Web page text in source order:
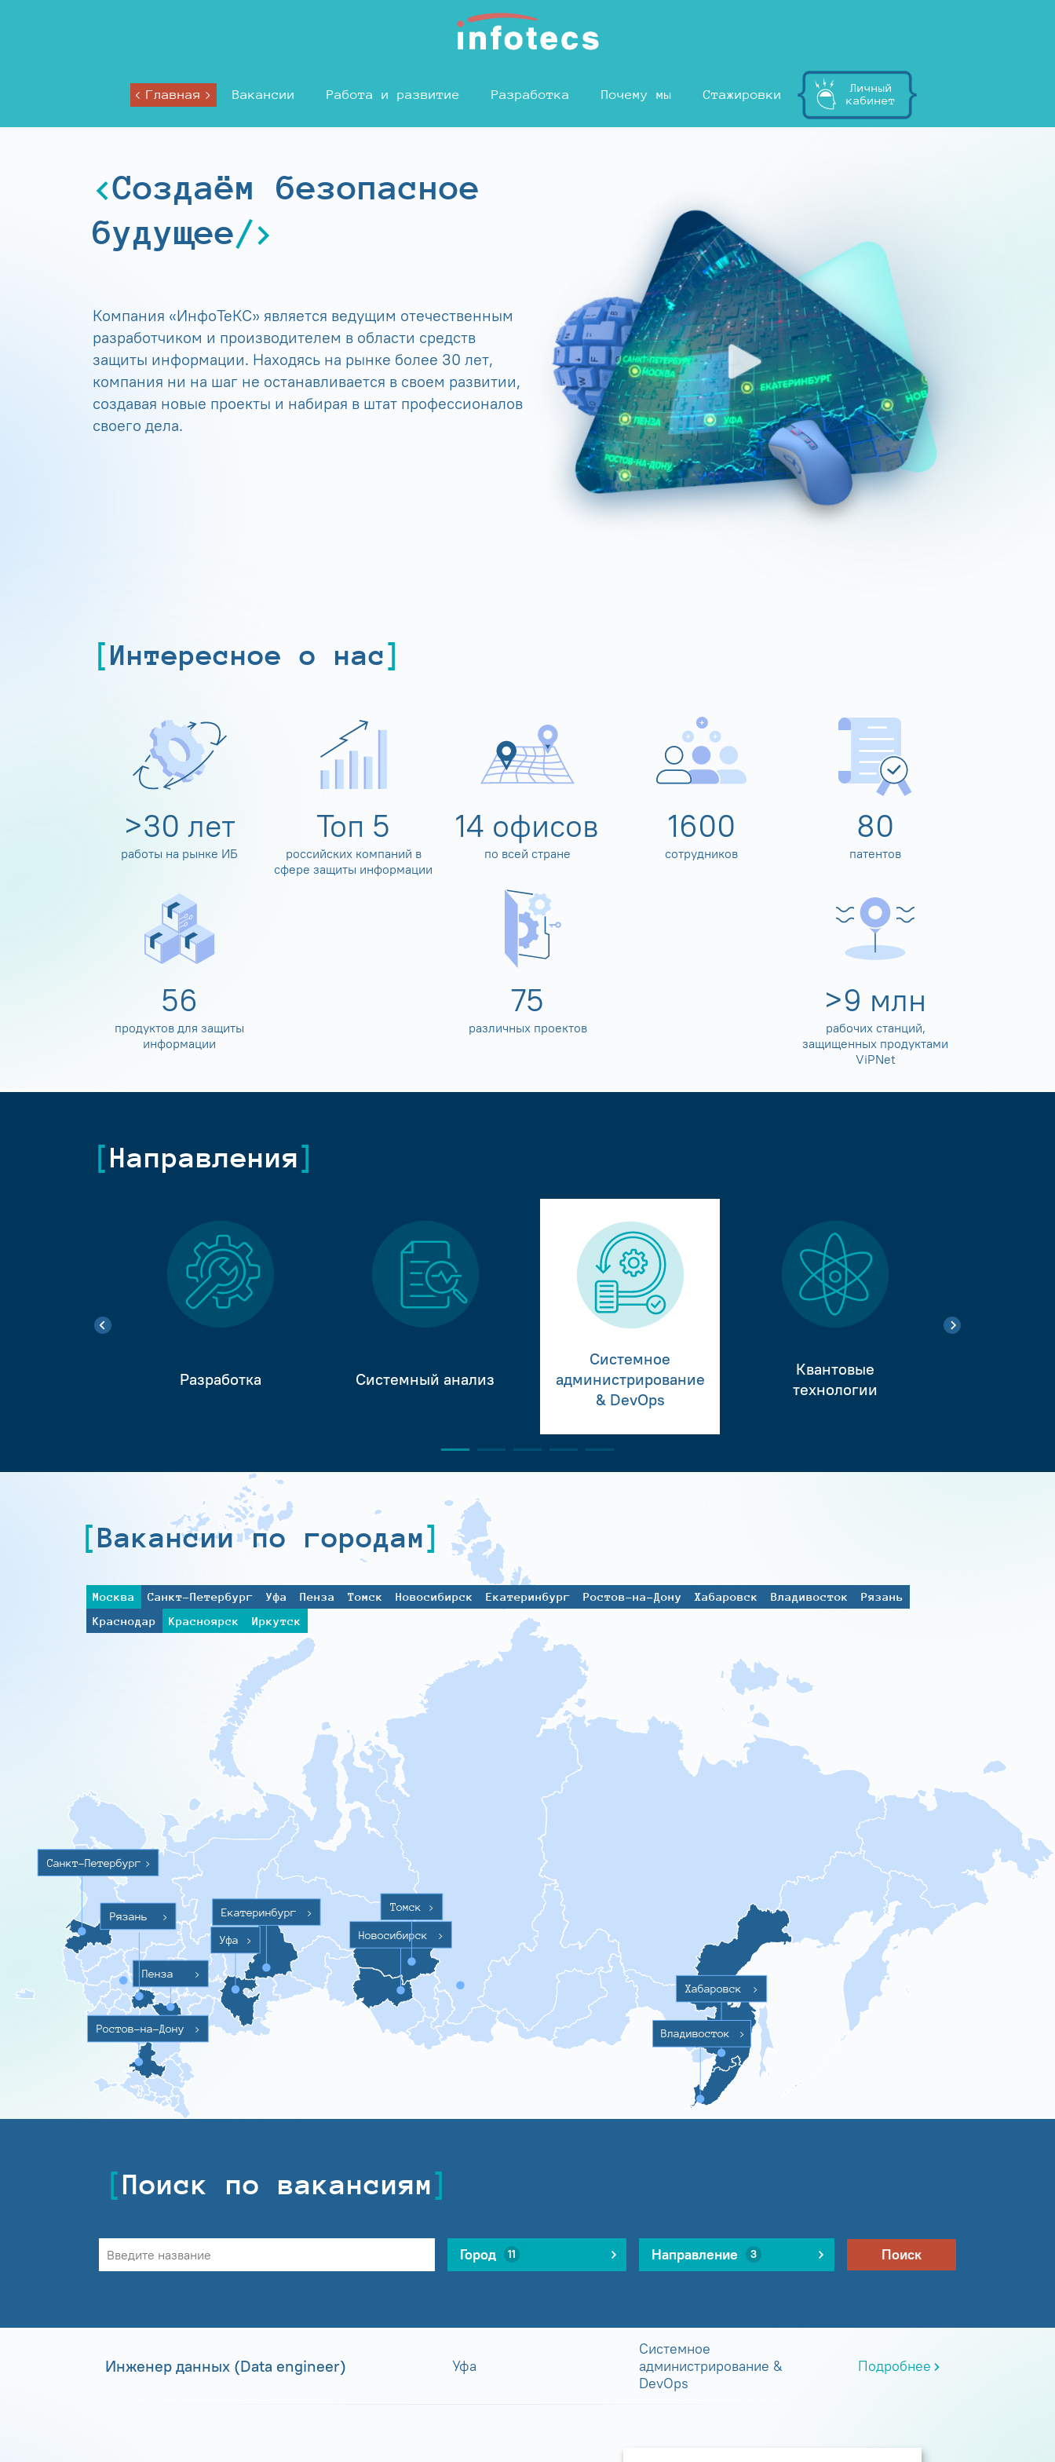
Главная Вакансии Работа и развитие Разработка Почему мы Стажировки
Личный
кабинет
Создаём безопасное
будущее
Компания «ИнфоТеКС» является ведущим отечественным
разработчиком и производителем в области средств
защиты информации. Находясь на рынке более 30 лет,
компания ни на шаг не останавливается в своем развитии,
создавая новые проекты и набирая в штат профессионалов
своего дела.
Интересное о нас
>30 лет
работы на рынке ИБ
Топ 5
российских компаний в
сфере защиты информации
14 офисов
по всей стране
1600
сотрудников
80
патентов
60
продуктов для защиты
информации
80
различных проектов
>10 млн
рабочих станций,
защищенных продуктами
ViPNet
Направления
Разработка Системный анализ
Системное
администрирование
& DevOps
Квантовые
технологии
Вакансии по городам
Москва Санкт-Петербург Уфа Пенза Томск Новосибирск Екатеринбург Ростов-на-Дону Хабаровск Владивосток
Рязань
Краснодар
Красноярск Иркутск
Санкт-Петербург >
Ростов-на-Дону >
Пенза >
Уфа >
Екатеринбург
>
Новосибирск
>
Томск >
Хабаровск >
Владивосток >
Рязань >
Поиск по вакансиям
Город 11 Направление 3 Поиск
Инженер данных (Data engineer) Уфа
Системное
администрирование &
DevOps
Подробнее